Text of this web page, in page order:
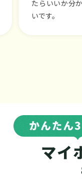
られたので、
マイ